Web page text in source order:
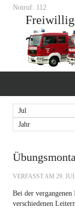
Notruf: 112
VERFASST AM 29.
Bei der vergangenen
verschiedenen